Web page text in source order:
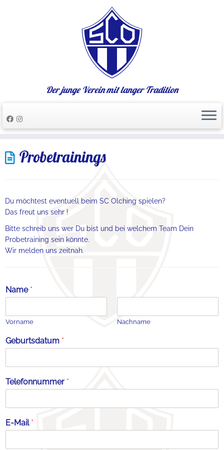
Inhalt
springen
Der junge Verein mit langer Tradition
Probetrainings
Du möchtest eventuell beim SC Olching spielen?
Das freut uns sehr !
Bitte schreib uns wer Du bist und bei welchem Team Dein
Probetraining sein könnte.
Wir melden uns zeitnah.
Name *
Vorname Nachname
Geburtsdatum *
Telefonnummer *
E-Mail *